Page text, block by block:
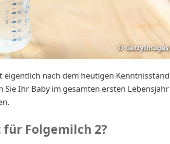
© GettyImages
nach dem heutigen Kenntnisstand
Ihr Baby im gesamten ersten Lebensjahr
Folgemilch 2?